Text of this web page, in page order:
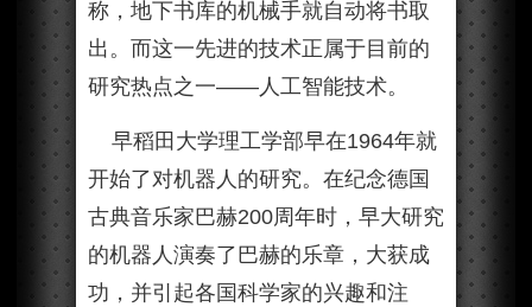
称，地下书库的机械手就自动将书取
出。而这一先进的技术正属于目前的
研究热点之一——人工智能技术。
早稻田大学理工学部早在1964年就
开始了对机器人的研究。在纪念德国
古典音乐家巴赫200周年时，早大研究
的机器人演奏了巴赫的乐章，大获成
功，并引起各国科学家的兴趣和注